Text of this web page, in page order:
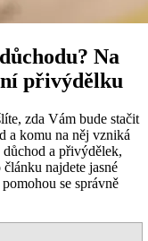
Na
přivýdělku
zda Vám bude stačit
a komu na něj vzniká
a přivýdělek,
najdete jasné
se správně